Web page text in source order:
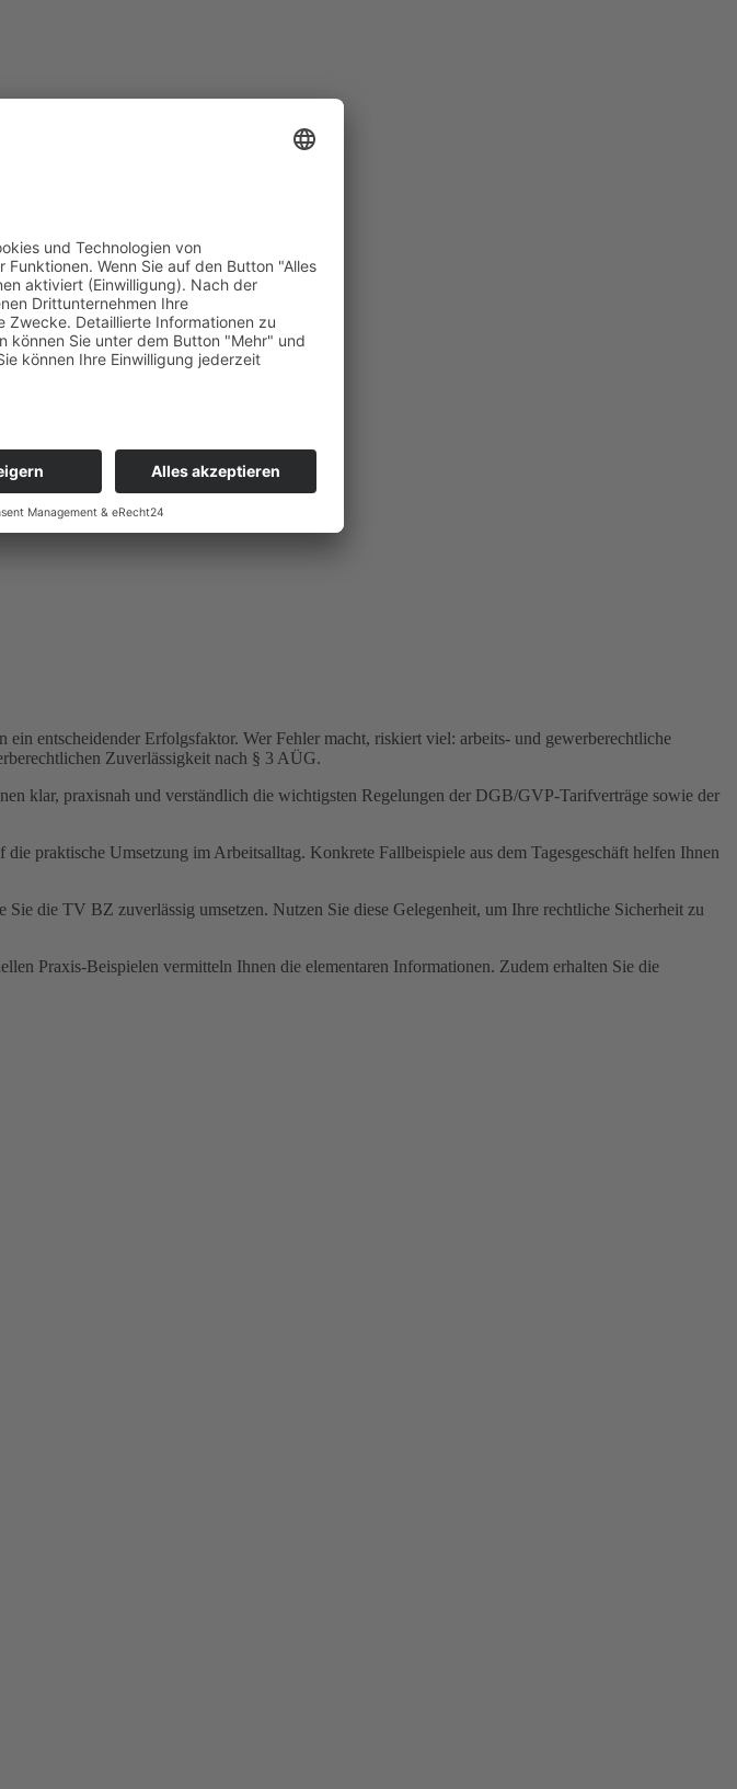
entscheidender Erfolgsfaktor. Wer Fehler macht, riskiert viel: arbeits- und gewerberechtliche
Zuverlässigkeit nach § 3 AÜG.
klar, praxisnah und verständlich die wichtigsten Regelungen der DGB/GVP-Tarifverträge sowie der
praktische Umsetzung im Arbeitsalltag. Konkrete Fallbeispiele aus dem Tagesgeschäft helfen Ihnen
die TV BZ zuverlässig umsetzen. Nutzen Sie diese Gelegenheit, um Ihre rechtliche Sicherheit zu
Praxis-Beispielen vermitteln Ihnen die elementaren Informationen. Zudem erhalten Sie die